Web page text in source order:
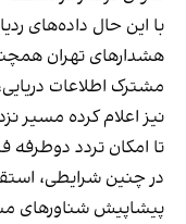
با این حال داده‌های
هشدارهای تهران
مشترک اطلاعات
نیز اعلام کرده
تا امکان تردد دوطرفه
در چنین شرایطی،
پیشاپیش شناورهای